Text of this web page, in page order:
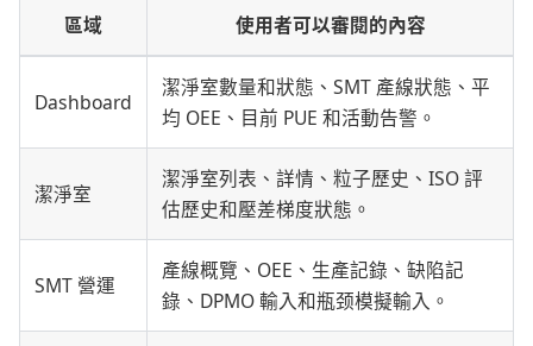
區域 使用者可以審閱的內容
Dashboard
潔淨室數量和狀態、SMT 產線狀態、平
均 OEE、目前 PUE 和活動告警。
潔淨室
潔淨室列表、詳情、粒子歷史、ISO 評
估歷史和壓差梯度狀態。
SMT 營運
產線概覽、OEE、生產記錄、缺陷記
錄、DPMO 輸入和瓶颈模擬輸入。